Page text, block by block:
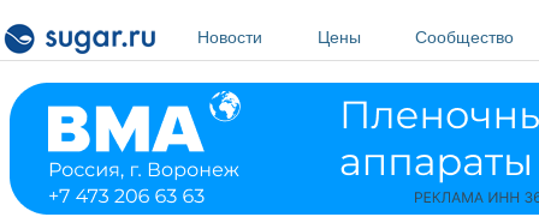
Новости
Цены Сообщество